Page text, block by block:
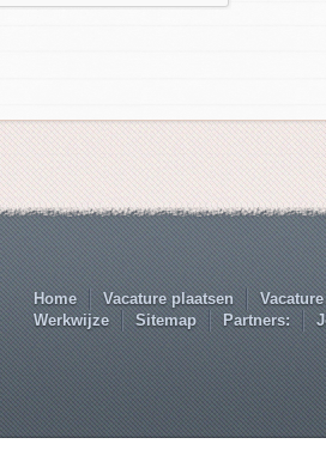
Home Vacature plaatsen
Werkwijze
Sitemap Partners: